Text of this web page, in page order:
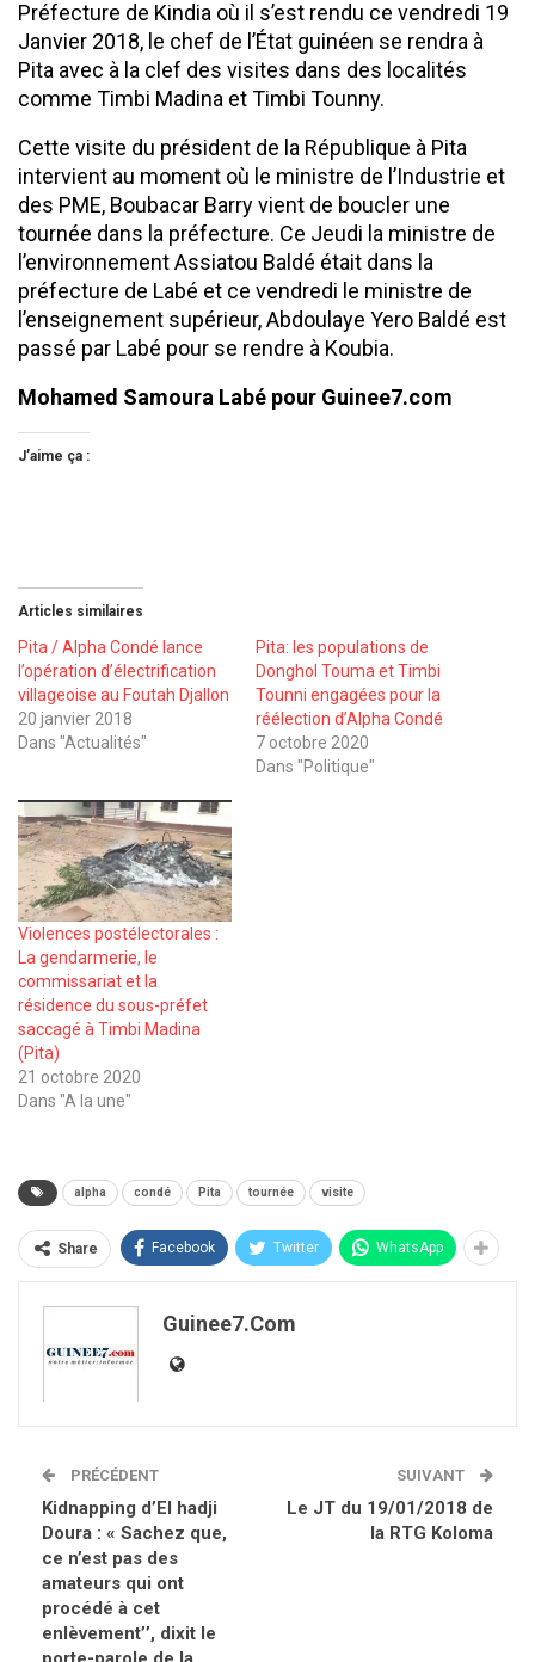
Préfecture de Kindia où il s’est rendu ce vendredi 19
Janvier 2018, le chef de l’État guinéen se rendra à
Pita avec à la clef des visites dans des localités
comme Timbi Madina et Timbi Tounny.
Cette visite du président de la République à Pita
intervient au moment où le ministre de l’Industrie et
des PME, Boubacar Barry vient de boucler une
tournée dans la préfecture. Ce Jeudi la ministre de
l’environnement Assiatou Baldé était dans la
préfecture de Labé et ce vendredi le ministre de
l’enseignement supérieur, Abdoulaye Yero Baldé est
passé par Labé pour se rendre à Koubia.
Mohamed Samoura Labé pour Guinee7.com
J’aime ça :
Articles similaires
Pita / Alpha Condé lance
l’opération d’électrification
villageoise au Foutah Djallon
20 janvier 2018
Dans "Actualités"
Pita: les populations de
Donghol Touma et Timbi
Tounni engagées pour la
réélection d’Alpha Condé
7 octobre 2020
Dans "Politique"
Violences postélectorales :
La gendarmerie, le
commissariat et la
résidence du sous-préfet
saccagé à Timbi Madina
(Pita)
21 octobre 2020
Dans "A la une"
alpha condé Pita tournée visite
Share Facebook Twitter WhatsApp
Guinee7.com
PRÉCÉDENT
Kidnapping d’El hadji
Doura : « Sachez que,
ce n’est pas des
amateurs qui ont
procédé à cet
enlèvement’’, dixit le
SUIVANT
Le JT du 19/01/2018 de
la RTG Koloma